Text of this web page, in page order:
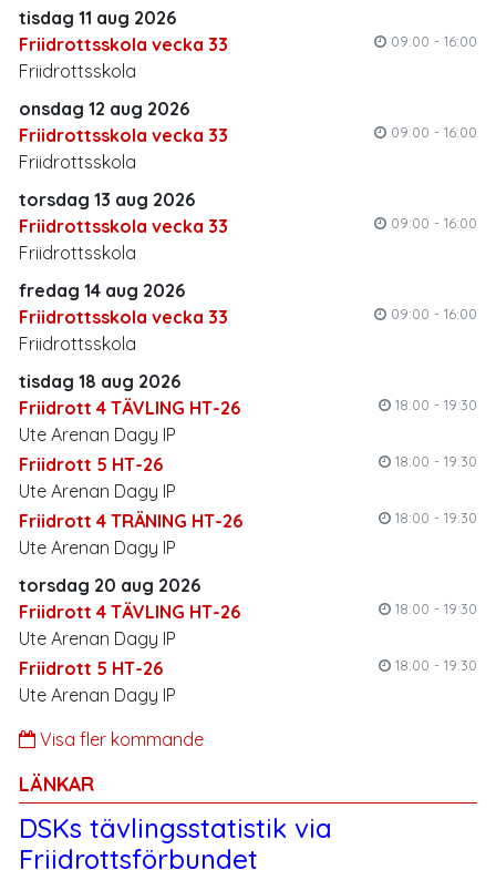
tisdag 11 aug 2026
Friidrottsskola vecka 33
09:00 - 16:00
Friidrottsskola
onsdag 12 aug 2026
Friidrottsskola vecka 33
09:00 - 16:00
Friidrottsskola
torsdag 13 aug 2026
Friidrottsskola vecka 33
09:00 - 16:00
Friidrottsskola
fredag 14 aug 2026
Friidrottsskola vecka 33
09:00 - 16:00
Friidrottsskola
tisdag 18 aug 2026
Friidrott 4 TÄVLING HT-26
18:00 - 19:30
Ute Arenan Dagy IP
Friidrott 5 HT-26
18:00 - 19:30
Ute Arenan Dagy IP
Friidrott 4 TRÄNING HT-26
18:00 - 19:30
Ute Arenan Dagy IP
torsdag 20 aug 2026
Friidrott 4 TÄVLING HT-26
18:00 - 19:30
Ute Arenan Dagy IP
Friidrott 5 HT-26
18:00 - 19:30
Ute Arenan Dagy IP
Visa fler kommande
LÄNKAR
DSKs tävlingsstatistik via
Friidrottsförbundet